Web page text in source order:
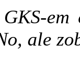
ale